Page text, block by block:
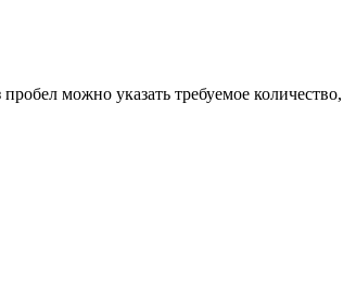
можно указать требуемое количество,